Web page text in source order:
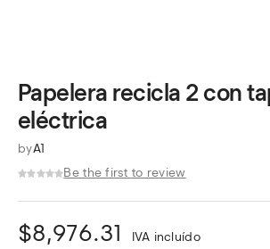
Papelera recicla 2 con
eléctrica
byA1
Be the first to review
$8,976.31 IVA incluído